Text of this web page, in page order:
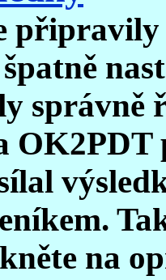
připravily
správně
OK2PDT
na